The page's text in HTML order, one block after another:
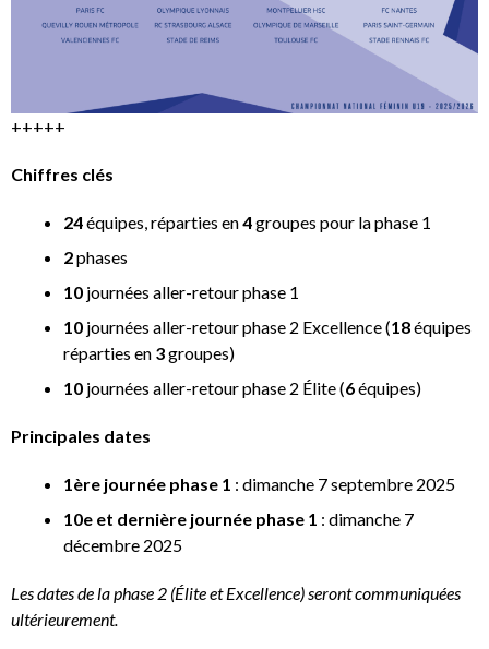
+++++
Chiffres clés
24équipes, réparties en4groupes pour la phase 1
2phases
10 journées aller-retour phase 1
10 journées aller-retour phase 2 Excellence (18équipes
réparties en 3groupes)
10 journées aller-retour phase 2 Élite (6équipes)
Principales dates
1ère journée phase 1 : dimanche 7 septembre 2025
10e et dernière journée phase 1 : dimanche 7
décembre 2025
Les dates de la phase 2 (Élite et Excellence) seront communiquées
ultérieurement.